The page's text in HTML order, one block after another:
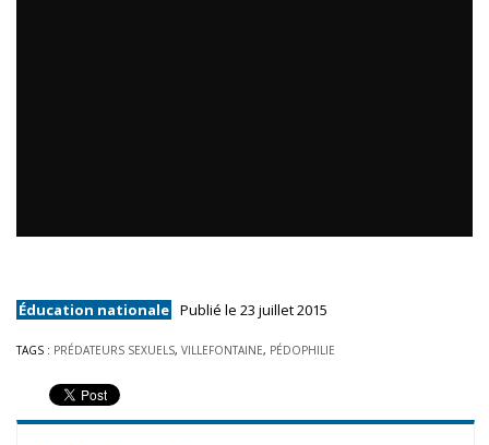
Éducation nationale Publié le 23 juillet 2015
TAGS : PRÉDATEURS SEXUELS, VILLEFONTAINE, PÉDOPHILIE